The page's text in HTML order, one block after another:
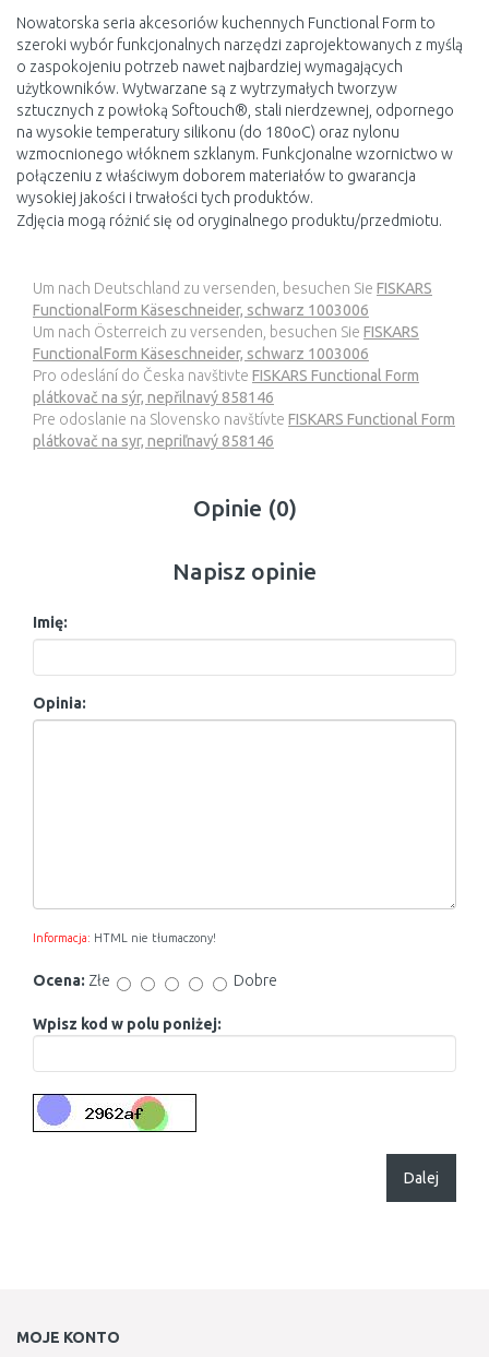
Nowatorska seria akcesoriów kuchennych Functional Form to
szeroki wybór funkcjonalnych narzędzi zaprojektowanych z myślą
o zaspokojeniu potrzeb nawet najbardziej wymagających
użytkowników. Wytwarzane są z wytrzymałych tworzyw
sztucznych z powłoką Softouch®, stali nierdzewnej, odpornego
na wysokie temperatury silikonu (do 180oC) oraz nylonu
wzmocnionego włóknem szklanym. Funkcjonalne wzornictwo w
połączeniu z właściwym doborem materiałów to gwarancja
wysokiej jakości i trwałości tych produktów.
Zdjęcia mogą różnić się od oryginalnego produktu/przedmiotu.
Um nach Deutschland zu versenden, besuchen Sie FISKARS
FunctionalForm Käseschneider, schwarz 1003006
Um nach Österreich zu versenden, besuchen Sie FISKARS
FunctionalForm Käseschneider, schwarz 1003006
Pro odeslání do Česka navštivte FISKARS Functional Form
plátkovač na sýr, nepřilnavý 858146
Pre odoslanie na Slovensko navštívte FISKARS Functional Form
plátkovač na syr, nepriľnavý 858146
Opinie (0)
Napisz opinie
Imię:
Opinia:
Informacja: HTML nie tłumaczony!
Ocena: Złe Dobre
Wpisz kod w polu poniżej:
Dalej
MOJE KONTO